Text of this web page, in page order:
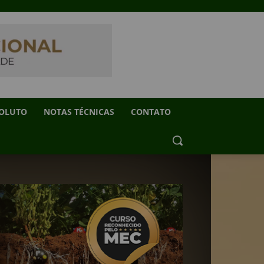
NOTAS TÉCNICAS CONTATO